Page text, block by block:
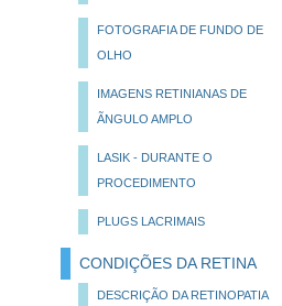
FOTOGRAFIA DE FUNDO DE
OLHO
IMAGENS RETINIANAS DE
ÃNGULO AMPLO
LASIK - DURANTE O
PROCEDIMENTO
PLUGS LACRIMAIS
CONDIÇÕES DA RETINA
DESCRIÇÃO DA RETINOPATIA